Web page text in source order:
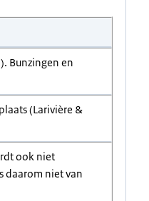
Bunzingen en
(Larivière &
ook niet
daarom niet van